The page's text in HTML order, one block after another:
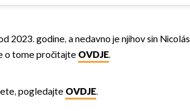
2023. godine, a nedavno je njihov sin Nicolás
o tome pročitajte OVDJE.
pogledajte OVDJE.